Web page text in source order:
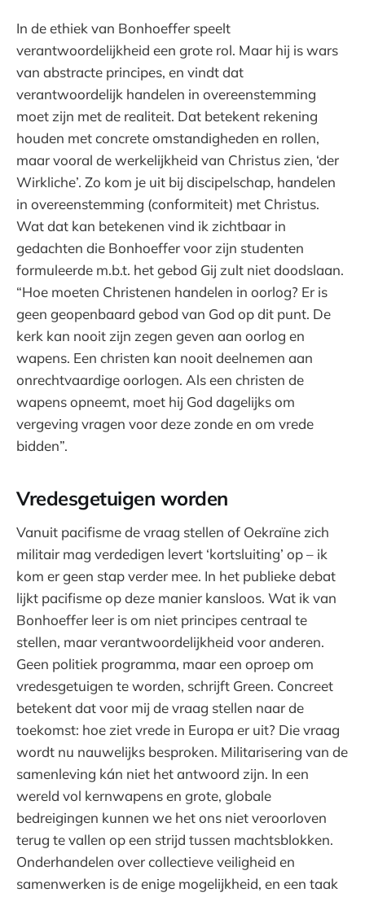
In de ethiek van Bonhoeffer speelt
verantwoordelijkheid een grote rol. Maar hij is wars
van abstracte principes, en vindt dat
verantwoordelijk handelen in overeenstemming
moet zijn met de realiteit. Dat betekent rekening
houden met concrete omstandigheden en rollen,
maar vooral de werkelijkheid van Christus zien, ‘der
Wirkliche’. Zo kom je uit bij discipelschap, handelen
in overeenstemming (conformiteit) met Christus.
Wat dat kan betekenen vind ik zichtbaar in
gedachten die Bonhoeffer voor zijn studenten
formuleerde m.b.t. het gebod Gij zult niet doodslaan.
“Hoe moeten Christenen handelen in oorlog? Er is
geen geopenbaard gebod van God op dit punt. De
kerk kan nooit zijn zegen geven aan oorlog en
wapens. Een christen kan nooit deelnemen aan
onrechtvaardige oorlogen. Als een christen de
wapens opneemt, moet hij God dagelijks om
vergeving vragen voor deze zonde en om vrede
bidden”.
Vredesgetuigen worden
Vanuit pacifisme de vraag stellen of Oekraïne zich
militair mag verdedigen levert ‘kortsluiting’ op – ik
kom er geen stap verder mee. In het publieke debat
lijkt pacifisme op deze manier kansloos. Wat ik van
Bonhoeffer leer is om niet principes centraal te
stellen, maar verantwoordelijkheid voor anderen.
Geen politiek programma, maar een oproep om
vredesgetuigen te worden, schrijft Green. Concreet
betekent dat voor mij de vraag stellen naar de
toekomst: hoe ziet vrede in Europa er uit? Die vraag
wordt nu nauwelijks besproken. Militarisering van de
samenleving kán niet het antwoord zijn. In een
wereld vol kernwapens en grote, globale
bedreigingen kunnen we het ons niet veroorloven
terug te vallen op een strijd tussen machtsblokken.
Onderhandelen over collectieve veiligheid en
samenwerken is de enige mogelijkheid, en een taak